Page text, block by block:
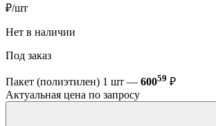
₽/шт
Нет в наличии
Под заказ
Пакет (полиэтилен) 1 шт — 60059 ₽
Актуальная цена по запросу